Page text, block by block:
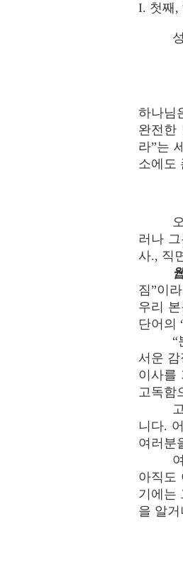
I. 첫째,
하나님
완전한
라”는
소에도
러나
사., 직
짐”이
우리
단어의
“
서운
이사를
고독함
니다.
여러분
아직도
기에는
을 알